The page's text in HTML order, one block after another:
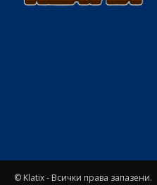
© Klatix - Всички права запазени.